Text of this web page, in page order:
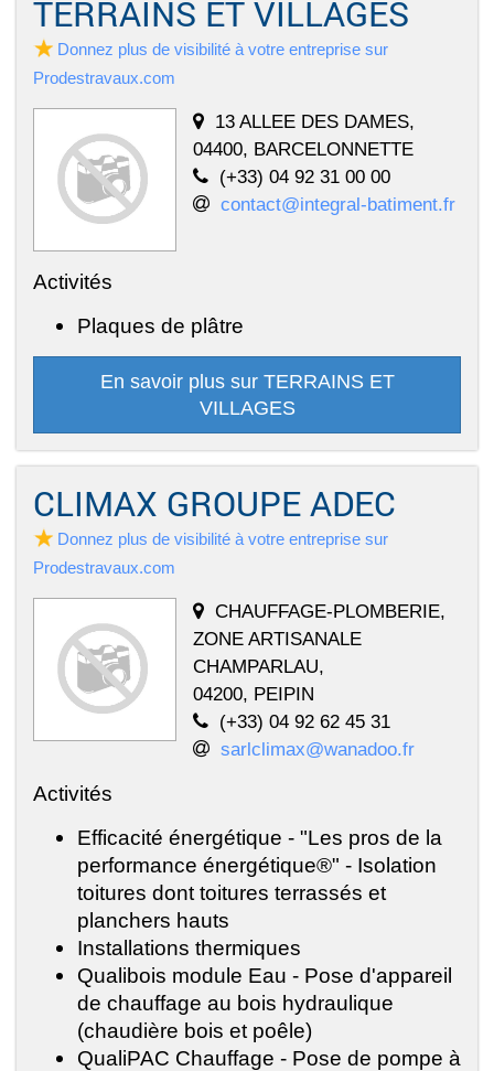
TERRAINS ET VILLAGES
Donnez plus de visibilité à votre entreprise sur
Prodestravaux.com
13 ALLEE DES DAMES,
04400, BARCELONNETTE
(+33) 04 92 31 00 00
contact@integral-batiment.fr
Activités
Plaques de plâtre
En savoir plus sur TERRAINS ET
VILLAGES
CLIMAX GROUPE ADEC
Donnez plus de visibilité à votre entreprise sur
Prodestravaux.com
CHAUFFAGE-PLOMBERIE,
ZONE ARTISANALE
CHAMPARLAU,
04200, PEIPIN
(+33) 04 92 62 45 31
sarlclimax@wanadoo.fr
Activités
Efficacité énergétique - "Les pros de la
performance énergétique®" - Isolation
toitures dont toitures terrassés et
planchers hauts
Installations thermiques
Qualibois module Eau - Pose d'appareil
de chauffage au bois hydraulique
(chaudière bois et poêle)
QualiPAC Chauffage - Pose de pompe à